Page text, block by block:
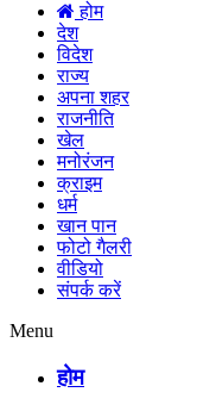
होम
देश
विदेश
राज्य
अपना शहर
राजनीति
खेल
मनोरंजन
क्राइम
धर्म
खान पान
फोटो गैलरी
वीडियो
संपर्क करें
Menu
होम